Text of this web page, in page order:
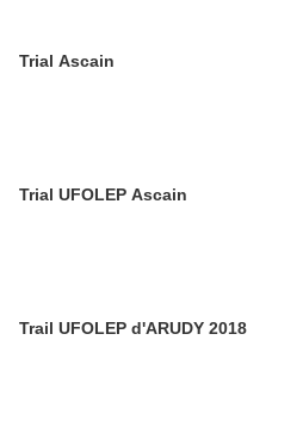
Trial Ascain
Trial UFOLEP Ascain
Trail UFOLEP d'ARUDY 2018